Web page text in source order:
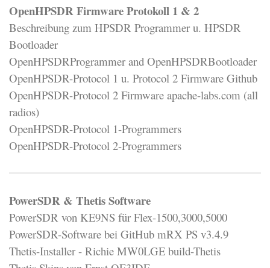
OpenHPSDR Firmware Protokoll 1 & 2
Beschreibung zum HPSDR Programmer u. HPSDR
Bootloader
OpenHPSDRProgrammer and OpenHPSDRBootloader
OpenHPSDR-Protocol 1 u. Protocol 2 Firmware Github
OpenHPSDR-Protocol 2 Firmware apache-labs.com (all
radios)
OpenHPSDR-Protocol 1-Programmers
OpenHPSDR-Protocol 2-Programmers
PowerSDR & Thetis Software
PowerSDR von KE9NS für Flex-1500,3000,5000
PowerSDR-Software bei GitHub mRX PS v3.4.9
Thetis-Installer - Richie MW0LGE build-Thetis